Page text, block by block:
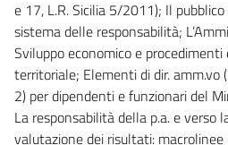
e 17, L.R. Sicilia 5/2011); Il
sistema delle responsabilità;
Sviluppo economico e procedimenti
territoriale; Elementi di dir.
2) per dipendenti e funzionari del
La responsabilità della p.a. e verso
valutazione dei risultati: